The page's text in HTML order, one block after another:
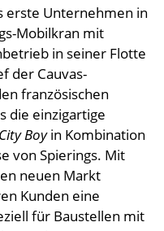
erste Unternehmen in
Mobilkran mit
in seiner Flotte
der Cauvas-
französischen
die einzigartige
City Boyin Kombination
von Spierings. Mit
neuen Markt
Kunden eine
für Baustellen mit